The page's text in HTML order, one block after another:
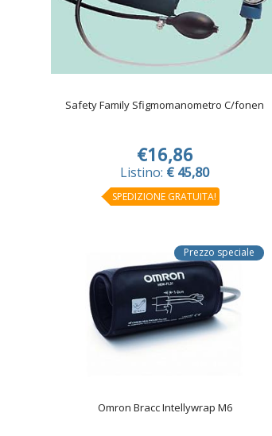
Safety Family Sfigmomanometro C/fonen
€16,86
Listino: € 45,80
SPEDIZIONE GRATUITA!
Prezzo speciale
Omron Bracc Intellywrap M6